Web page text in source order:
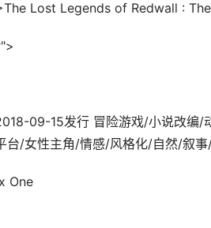
Lost Legends of Redwall :
09-15发行 冒险游戏/小说改编/
台/女性主角/情感/风格化/自然/叙
One